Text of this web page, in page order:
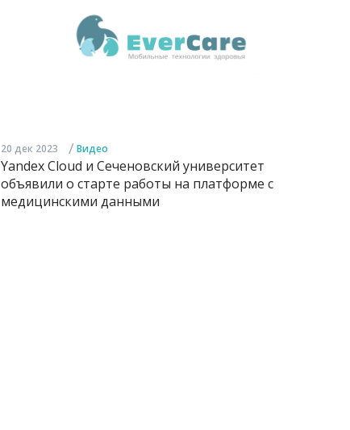
20 дек 2023 / Видео
Yandex Cloud и Сеченовский университет
объявили о старте работы на платформе с
медицинскими данными